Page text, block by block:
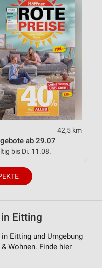
42,5 km
ab 29.07
bis Di. 11.08.
Eitting
Eitting und Umgebung
Wohnen. Finde hier